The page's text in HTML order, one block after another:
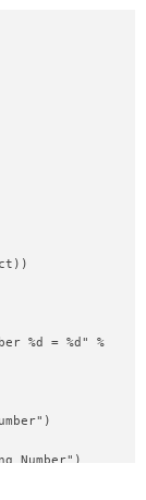
%d = %d" %
Number")